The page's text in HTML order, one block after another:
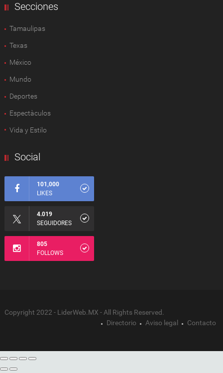
Secciones
Tamaulipas
Texas
México
Mundo
Deportes
Espectàculos
Vida y Estilo
Social
101,000
LIKES
4.019
SEGUIDORES
805
FOLLOWS
Copyright 2022 - LiderWeb.MX - All Rights Reserved.
Directorio
Aviso legal Contacto